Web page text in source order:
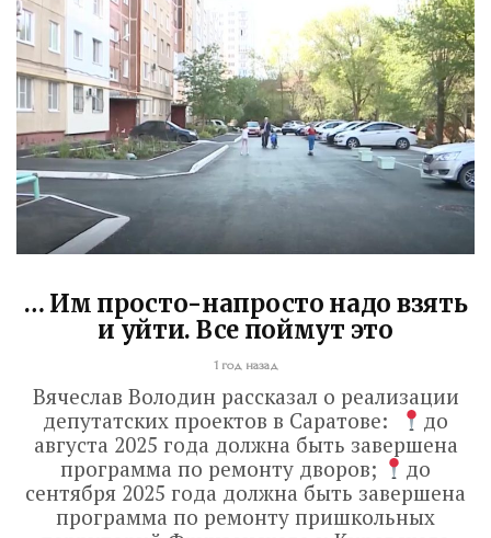
… Им просто-напросто надо взять
и уйти. Все поймут это
1 год назад
Вячеслав Володин рассказал о реализации
депутатских проектов в Саратове:
до
августа 2025 года должна быть завершена
программа по ремонту дворов;
до
сентября 2025 года должна быть завершена
программа по ремонту пришкольных
Володин: 31 августа
РАБОТЫ БУДУТ